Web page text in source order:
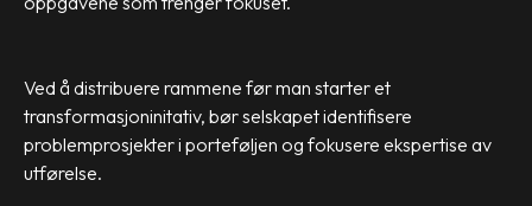
Ved å distribuere rammene før man starter et
transformasjoninitativ, bør selskapet identifisere
problemprosjekter i porteføljen og fokusere ekspertise av
utførelse.